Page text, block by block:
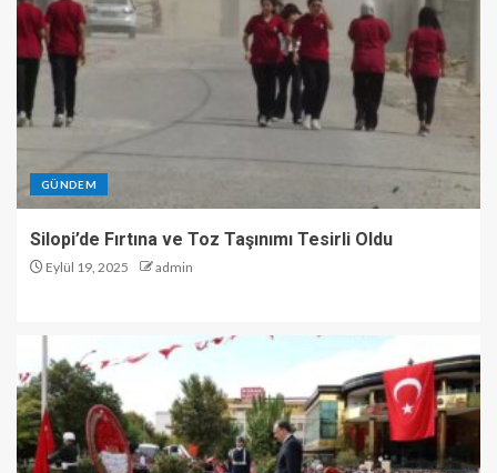
GÜNDEM
Silopi’de Fırtına ve Toz Taşınımı Tesirli Oldu
Eylül 19, 2025 admin